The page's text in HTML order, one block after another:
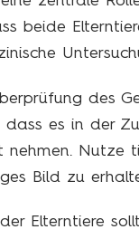
beide
des
dass es in der
Nutze
Bild zu
Elterntiere